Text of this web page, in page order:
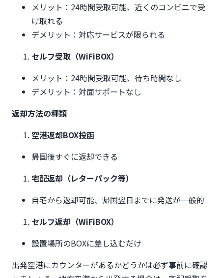
メリット：24時間受取可能、近くのコンビニで受
け取れる
デメリット：対応サービスが限られる
セルフ受取（WiFiBOX）
メリット：24時間受取可能、待ち時間なし
デメリット：対面サポートなし
返却方法の種類
空港返却BOX投函
帰国後すぐに返却できる
宅配返却（レターパック等）
自宅から返却可能、帰国翌日までに発送が一般的
セルフ返却（WiFiBOX）
設置場所のBOXに差し込むだけ
出発空港にカウンターがあるかどうかは必ず事前に確認